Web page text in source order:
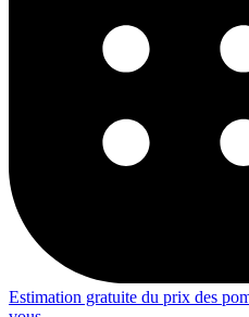
Estimation gratuite du prix des